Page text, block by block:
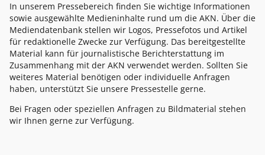
In unserem Pressebereich finden Sie wichtige Informationen
sowie ausgewählte Medieninhalte rund um die AKN. Über die
Mediendatenbank stellen wir Logos, Pressefotos und Artikel
für redaktionelle Zwecke zur Verfügung. Das bereitgestellte
Material kann für journalistische Berichterstattung im
Zusammenhang mit der AKN verwendet werden. Sollten Sie
weiteres Material benötigen oder individuelle Anfragen
haben, unterstützt Sie unsere Pressestelle gerne.
Bei Fragen oder speziellen Anfragen zu Bildmaterial stehen
wir Ihnen gerne zur Verfügung.